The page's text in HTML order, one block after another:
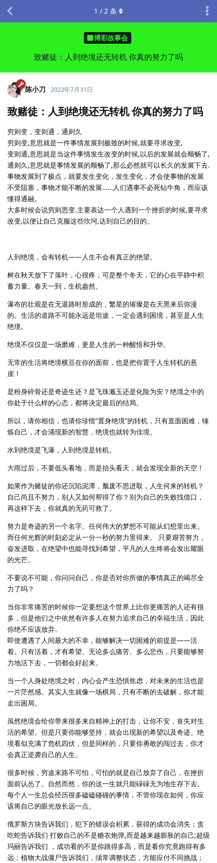
博彩故事会
致赌徒：人到绝境还无转机 你真的努力了吗
1 / 2 条
陈小刀 2023年7月31日
致赌徒：人到绝境还无转机 你真的努力了吗
穷则变，变则通，通则久
穷则变,意思就是一件事情发展到极致的时候,就要寻求改变,
变则通,意思就是当这件事情发生改变的时候,以后的发展就会顺畅了,
通则久,意思就是事情发展的顺畅了,那么必然就可以长久的发展下去.
事物发展到了极点，就要发生变化，发生变化，才会使事物的发展
不受阻塞，事物才能不断的发展……人们遇事不必死钻牛角，而应该
懂得通融。
大多时候会说穷则思变.主要表达一个人遇到一个挫折的时候,要寻求
改变,以便让自己克服这些坎坷,达到自己的目的。
人到绝境，会有转机——人生不会有真正的绝望。
树在秋天放下了落叶，心很疼，可是整个冬天，它的心在平静中积
蓄力量。春天一到，生机盎然。
瀑布的壮观是在无退路时形成的，繁星的璀璨是在天黑来后弥漫
的。生活的道路不可能永远是坦途，一定会遇到困境，甚至是人生
绝境。
绝境不仅仅是一场磨难，更是人生的一种醒悟和升华。
无常的生活将绝境横亘在你的面前，也是把你置于人生转机的悬
崖！
是粉身碎骨还是奇迹生还？是飞珠溅玉还是化险为安？绝境之中的
你处于什么样的心态，都将决定最后的结局。
所以，请你相信，也请你珍惜“置身绝境”的转机，只有直面困难，锤
炼自己，才会涌现新的智慧，绝境也就转为佳境。
水到绝境是飞瀑，人到绝境是转机。
大雨过后，不要低头看地，而是抬头看天，就会发现全新的天空！
如果作为赌徒的你还沉陷泥潭，颓废不思进取，人生何来的转机？
自己尚且不努力，别人又如何帮得了你？别为自己的失败找借口，
再这样下去，你就真的无药可救了。
努力是奇迹的另一个名字。任何伟大的梦想不可能从幻想里出来。
而任何光辉的时刻必定从一分一秒的努力里得来。 只要艰苦努力，
奋发进取，在绝望中也能寻找到希望，平凡的人生终将会发出耀眼
的光芒。
不要说不可能，你问问自己，你是否对你所做的事情真正的竭尽全
力了吗？
当你非常痛苦的时候你一定要想这个世界上比你更痛苦的人还有很
多，但是他们之中依然有许多人在努力追求自己的幸福生活，因此
你绝不应该放弃。
即使遭遇了人间最大的不幸，能够解决一切困难的前提是——活
着。只有活着，才有希望。无论多么痛苦、多么悲伤，只要能够努
力地活下去，一切都会好起来。
当一个人身处绝境之时，内心会产生恐惧焦虑，对未来的生活也是
一片茫然感。其实人生就像一场棋局，只有不断的去破解，你才能
走出困局。
虽然绝境会给你带来很多来自精神上的打击，让你不安，丧失对生
活的希望。但是只要你能够坚持，就会出现新的希望以及奇迹。绝
境看似充满了危机四伏，但是同样的，只要你勇敢的闯过去，你才
会真正逆袭自己的人生。
很多时候，穷途末路不可怕，可怕的就是自己放弃了自己，在挫折
面前认怂了。自然而然，你的这一生就只能碌碌无为地生存下去。
每个人一生总会经历很多磕磕碰碰的事情，不管你现在如何，你应
该将自己的眼光放长远一点。
俄罗斯方块告诉我们，犯下的错误会积累，获得的成功会消失；贪
吃蛇告诉我们 打败自己的不是糖衣炮弹,而是越来越膨胀的自己;超级
玛丽告诉我们 ，成功看的不是你跳得多高，而是看你究竟跑得有多
远；植物大战僵尸告诉我们，须常调整状态，方能应付不同挑战；